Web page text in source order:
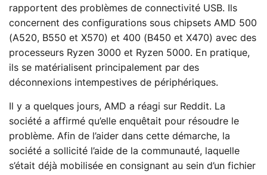
rapportent des problèmes de connectivité USB. Ils
concernent des configurations sous chipsets AMD 500
(A520, B550 et X570) et 400 (B450 et X470) avec des
processeurs Ryzen 3000 et Ryzen 5000. En pratique,
ils se matérialisent principalement par des
déconnexions intempestives de périphériques.
Il y a quelques jours, AMD a réagi sur Reddit. La
société a affirmé qu’elle enquêtait pour résoudre le
problème. Afin de l’aider dans cette démarche, la
société a sollicité l’aide de la communauté, laquelle
s’était déjà mobilisée en consignant au sein d’un fichier